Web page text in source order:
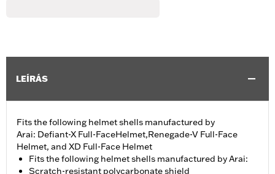
LEÍRÁS
Fits the following helmet shells manufactured by
Arai: Defiant-X Full-FaceHelmet,Renegade-V Full-Face
Helmet, and XD Full-Face Helmet
Fits the following helmet shells manufactured by Arai:
Scratch-resistant polycarbonate shield